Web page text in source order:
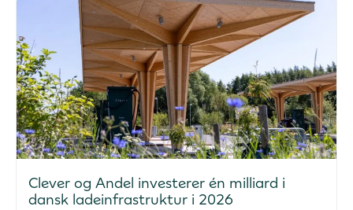
Clever og Andel investerer én milliard i
dansk ladeinfrastruktur i 2026